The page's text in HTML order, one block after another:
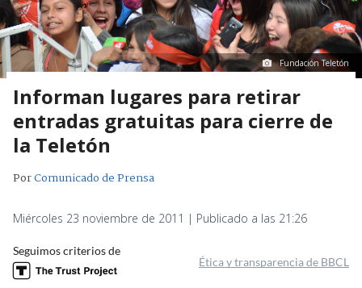
Fundación Teletón
Informan lugares para retirar
entradas gratuitas para cierre de
la Teletón
PorComunicado de Prensa
Miércoles 23 noviembre de 2011 | Publicado a las 21:26
Seguimos criterios de
Ética y transparencia de BBCL